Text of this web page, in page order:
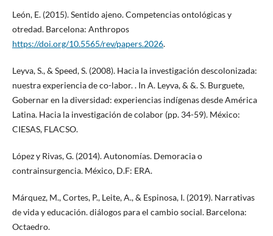
León, E. (2015). Sentido ajeno. Competencias ontológicas y
otredad. Barcelona: Anthropos
https://doi.org/10.5565/rev/papers.2026.
Leyva, S., & Speed, S. (2008). Hacia la investigación descolonizada:
nuestra experiencia de co-labor. . In A. Leyva, & &. S. Burguete,
Gobernar en la diversidad: experiencias indígenas desde América
Latina. Hacia la investigación de colabor (pp. 34-59). México:
CIESAS, FLACSO.
López y Rivas, G. (2014). Autonomías. Demoracia o
contrainsurgencia. México, D.F: ERA.
Márquez, M., Cortes, P., Leite, A., & Espinosa, I. (2019). Narrativas
de vida y educación. diálogos para el cambio social. Barcelona:
Octaedro.